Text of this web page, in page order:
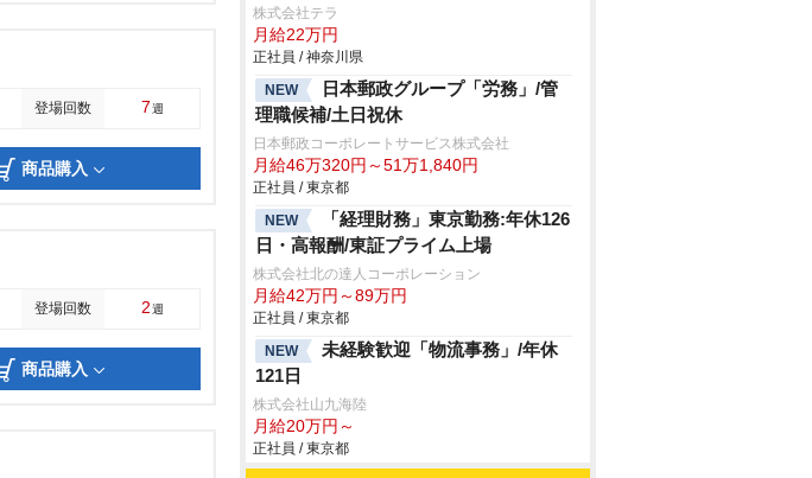
登場回数 7週
商品購入
登場回数 2週
商品購入
株式会社テラ
月給22万円
正社員 / 神奈川県
NEW
日本郵政グループ「労務」/管
理職候補/土日祝休
日本郵政コーポレートサービス株式会社
月給46万320円～51万1,840円
正社員 / 東京都
NEW
「経理財務」東京勤務:年休126
日・高報酬/東証プライム上場
株式会社北の達人コーポレーション
月給42万円～89万円
正社員 / 東京都
NEW
未経験歓迎「物流事務」/年休
121日
株式会社山九海陸
月給20万円～
正社員 / 東京都